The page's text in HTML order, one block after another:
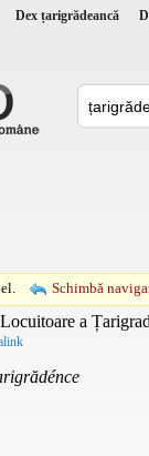
Dex țarigrădeancă
Schimbă
a